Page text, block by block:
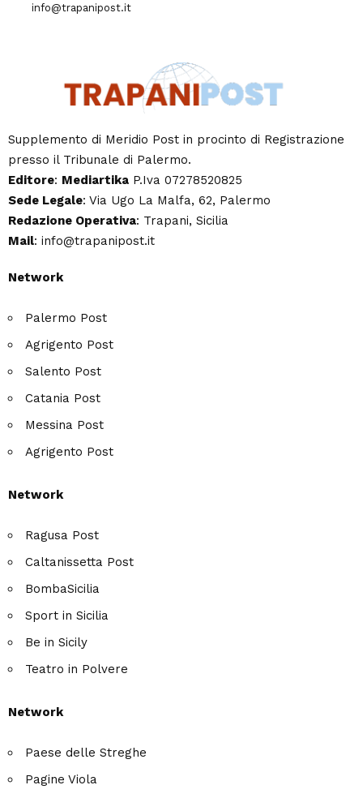
info@trapanipost.it
Supplemento di Meridio Post in procinto di Registrazione
presso il Tribunale di Palermo.
Editore: Mediartika P.Iva 07278520825
Sede Legale: Via Ugo La Malfa, 62, Palermo
Redazione Operativa: Trapani, Sicilia
Mail: info@trapanipost.it
Network
Palermo Post
Agrigento Post
Salento Post
Catania Post
Messina Post
Agrigento Post
Network
Ragusa Post
Caltanissetta Post
BombaSicilia
Sport in Sicilia
Be in Sicily
Teatro in Polvere
Network
Paese delle Streghe
Pagine Viola